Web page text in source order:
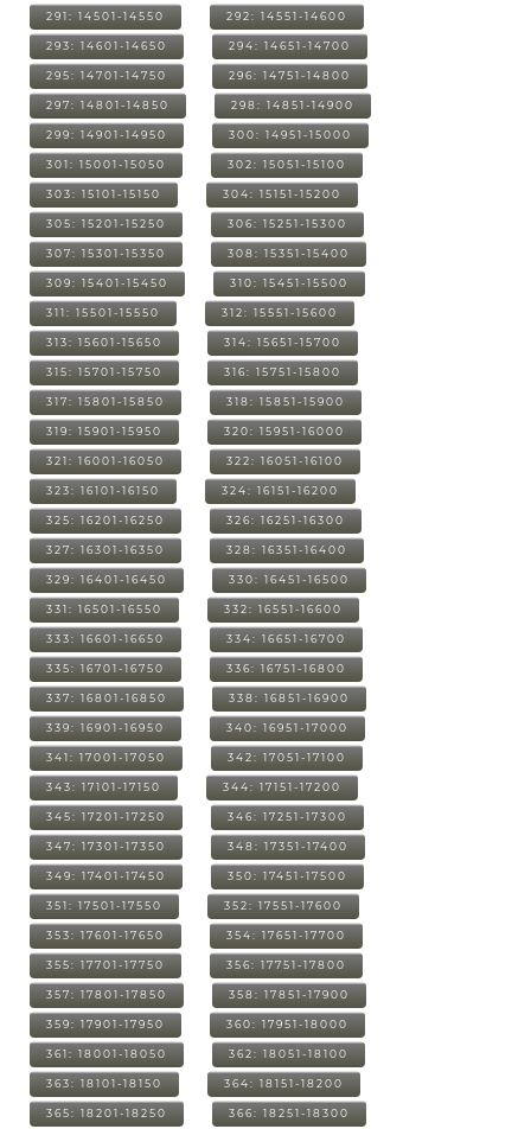
291: 14501-14550 292: 14551-14600
293: 14601-14650 294: 14651-14700
295: 14701-14750 296: 14751-14800
297: 14801-14850 298: 14851-14900
299: 14901-14950 300: 14951-15000
301: 15001-15050 302: 15051-15100
303: 15101-15150 304: 15151-15200
305: 15201-15250 306: 15251-15300
307: 15301-15350 308: 15351-15400
309: 15401-15450 310: 15451-15500
311: 15501-15550 312: 15551-15600
313: 15601-15650 314: 15651-15700
315: 15701-15750 316: 15751-15800
317: 15801-15850 318: 15851-15900
319: 15901-15950 320: 15951-16000
321: 16001-16050 322: 16051-16100
323: 16101-16150 324: 16151-16200
325: 16201-16250 326: 16251-16300
327: 16301-16350 328: 16351-16400
329: 16401-16450 330: 16451-16500
331: 16501-16550 332: 16551-16600
333: 16601-16650 334: 16651-16700
335: 16701-16750 336: 16751-16800
337: 16801-16850 338: 16851-16900
339: 16901-16950 340: 16951-17000
341: 17001-17050 342: 17051-17100
343: 17101-17150 344: 17151-17200
345: 17201-17250 346: 17251-17300
347: 17301-17350 348: 17351-17400
349: 17401-17450 350: 17451-17500
351: 17501-17550 352: 17551-17600
353: 17601-17650 354: 17651-17700
355: 17701-17750 356: 17751-17800
357: 17801-17850 358: 17851-17900
359: 17901-17950 360: 17951-18000
361: 18001-18050 362: 18051-18100
363: 18101-18150 364: 18151-18200
365: 18201-18250 366: 18251-18300